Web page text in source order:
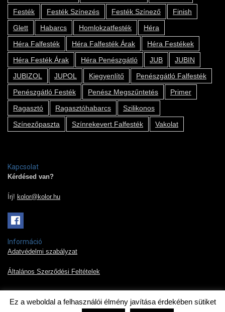
Festék
Festék Színezés Festék Színező
Finish
Glett
Habarcs Homlokzatfesték
Héra
Héra Falfesték
Héra Falfesték Árak
Héra Festékek
Héra Festék Árak
Héra Penészgátló JUB
JUBIN
JUBIZOL
JUPOL Kiegyenlítő
Penészgátló Falfesték
Penészgátló Festék
Penész Megszűntetés
Primer
Ragasztó
Ragasztóhabarcs
Szilikonos
Színezőpaszta
Színrekevert Falfesték Vakolat
Kapcsolat
Kérdésed van?
Írj! kolor@kolor.hu
Információ
Adatvédelmi szabályzat
Általános Szerződési Feltételek
Ez a weboldal a felhasználói élmény javítása érdekében sütiket